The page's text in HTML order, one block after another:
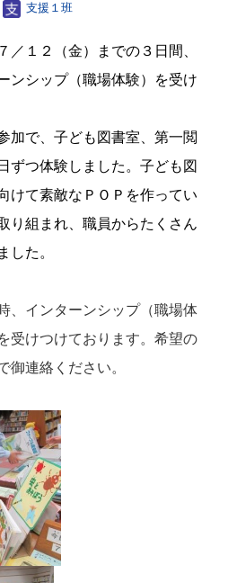
支援１班
／１２（金）までの３日間、
ンシップ（職場体験）を受け
加で、子ども図書室、第一閲
ずつ体験しました。子ども図
けて素敵なＰＯＰを作ってい
り組まれ、職員からたくさん
した。
、インターンシップ（職場体
受けつけております。希望の
御連絡ください。